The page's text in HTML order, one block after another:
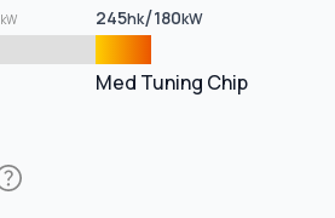
kW 245hk/180kW
Med Tuning Chip